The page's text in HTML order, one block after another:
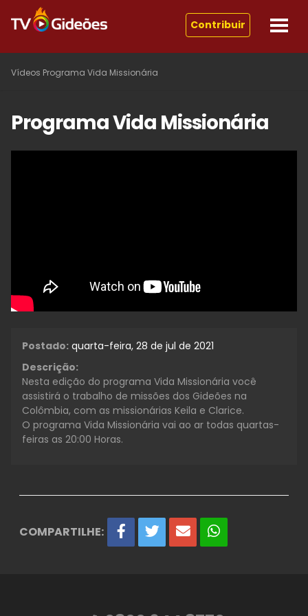
Contribuir
Vídeos Programa Vida Missionária
Programa Vida Missionária
Postado: quarta-feira, 28 de jul de 2021
Descrição:
Nesta edição do programa Vida Missionária você
assistirá o trabalho de missões dos Gideões na
Colômbia, com as missionárias Keila e Clarice.
O programa Vida Missionária vai ao ar todas quartas-
feiras as 20:00 Horas.
COMPARTILHE: